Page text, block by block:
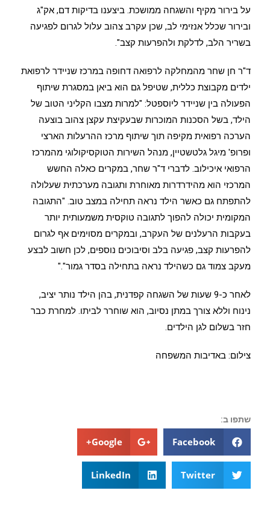
על בירור מקיף והשגחה ממושכת. ביצענו בדיקות דם, אק"ג
ובירור שכלל אנזימי לב, שכן עקרב צהוב עלול לגרום לפגיעה
בשריר הלב, לדלקת ולהפרעות קצב".
ד"ר חן שחר מהמחלקה לרפואה דחופה במרכז שניידר לרפואת
ילדים מקבוצת כללית, שטיפל גם הוא ביאן במסגרת שיתוף
הפעולה בין שניידר ליוספטל: "למרות מצבו הקליני הטוב של
הילד, בשל הסכנות המוכרות שבעקיצת עקצן צהוב בוצעה
הערכה רפואית מקיפה תוך שיתוף מרכז ההרעלות הארצי
ופרופ' מיגל גלטשטיין, מנהל השירות הטוקסיקולוגי מהמרכז
הרפואי איכילוב. לדברי ד"ר שחר, במקרים כאלה החשש
המרכזי הוא מהידרדרות מאוחרת ותגובה מערכתית שעלולה
להתפתח גם כאשר הילד נראה תחילה במצב טוב. "התגובה
המקומית יכולה להפוך לתגובה טוקסית משמעותית יותר
בעקבות הרעלנים של העקרב, ובמקרים מסוימים אף לגרום
להפרעות קצב, פגיעה בלב וסיבוכים נוספים, לכן חשוב לבצע
מעקב צמוד גם כשהילד נראה בתחילה בסדר גמור"."
לאחר כ-9 שעות של השגחה קפדנית, בהן הילד נותר יציב,
נינוח וללא צורך במתן נסיוב, הוא שוחרר לביתו. למחרת כבר
חזר בשלום לגן הילדים.
צילום: באדיבות המשפחה
שתפו ב:
Facebook
Google+
Twitter
LinkedIn